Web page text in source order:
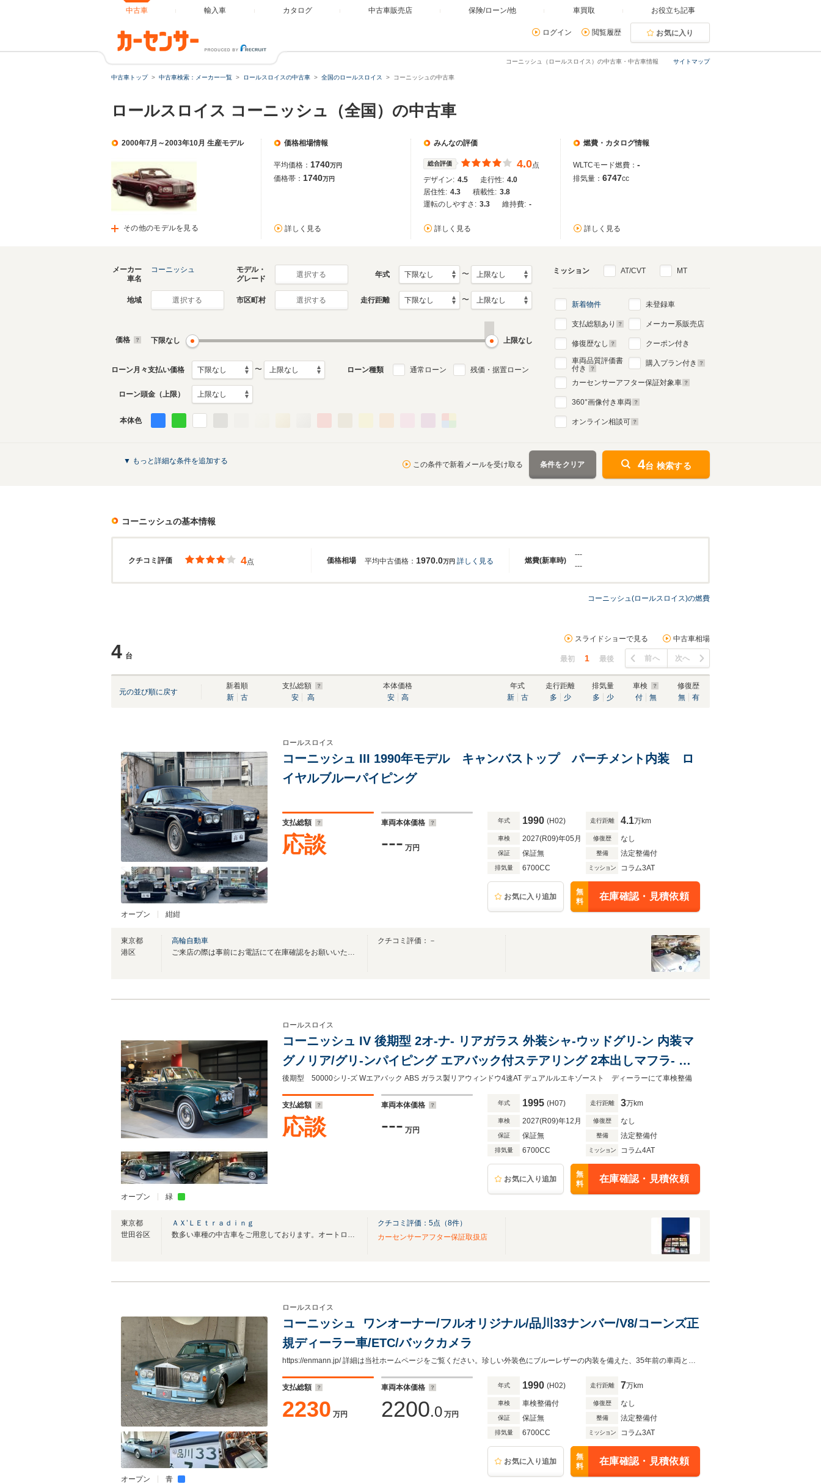
中古車 輸入車 カタログ 中古車販売店 保険/ローン/他 車買取 お役立ち記事
ログイン 閲覧履歴 お気に入り
サイトマップ
コーニッシュ（ロールスロイス）の中古車・中古車情報
中古車トップ 中古車検索：メーカー一覧 ロールスロイスの中古車 全国のロールスロイス コーニッシュの中古車
ロールスロイス コーニッシュ（全国）の中古車
2000年7月～2003年10月 生産モデル
その他のモデルを見る
価格相場情報
平均価格： 1740万円
価格帯： 1740万円
詳しく見る
みんなの評価
総合評価 4.0点
デザイン: 4.5 走行性: 4.0
居住性: 4.3 積載性: 3.8
運転のしやすさ: 3.3 維持費: -
詳しく見る
燃費・カタログ情報
WLTCモード燃費： -
排気量： 6747cc
詳しく見る
生産モデル
コーニッシュのカタログを見る
メーカー
車名
コーニッシュ
モデル・
グレード
選択する 年式 〜
地域 選択する 市区町村 選択する 走行距離 〜
価格 下限なし 上限なし
ローン月々支払い価格 〜 ローン種類 通常ローン 残価・据置ローン
ローン頭金（上限）
本体色
ミッション AT/CVT MT
新着物件
支払総額あり
修復歴なし
車両品質評価書
付き
未登録車
メーカー系販売店
クーポン付き
購入プラン付き
カーセンサーアフター保証対象車
360°画像付き車両
オンライン相談可
▼ もっと詳細な条件を追加する この条件で新着メールを受け取る 条件をクリア 4台 検索する
コーニッシュの基本情報
クチコミ評価 価格相場 燃費(新車時)
4点 平均中古価格： 1970.0万円 詳しく見る
---
---
コーニッシュ(ロールスロイス)の燃費
4 台
スライドショーで見る 中古車相場
最初 1 最後 前へ 次へ
元の並び順に戻す
新着順
新
古
支払総額
安
高
本体価格
安
高
年式
新
古
走行距離
多
少
排気量
多
少
車検
付
無
修復歴
無
有
オープン 紺紺
ロールスロイス
コーニッシュ III 1990年モデル キャンバストップ パーチメント内装 ロ
イヤルブルーパイピング
支払総額
応談
車両本体価格
--- 万円
年式 1990 (H02) 走行距離 4.1万km
車検 2027(R09)年05月 修復歴 なし
保証 保証無 整備 法定整備付
排気量 6700CC ミッション コラム3AT
お気に入り追加
無
料
在庫確認・見積依頼
東京都
港区
高輪自動車
ご来店の際は事前にお電話にて在庫確認をお願いいたします。
クチコミ評価：－
オープン 緑
ロールスロイス
コーニッシュ IV 後期型 2オ-ナ- リアガラス 外装シャ-ウッドグリ-ン 内装マ
グノリア/グリ-ンパイピング エアバック付ステアリング 2本出しマフラ- ダ
ブルコ-チライン ピクニックテ-ブル 純正15インチホイ-ル 記録簿
後期型 50000シリ-ズ Wエアバック ABS ガラス製リアウィンドウ4速AT デュアルルエキゾースト ディーラーにて車検整備
支払総額
応談
車両本体価格
--- 万円
年式 1995 (H07) 走行距離 3万km
車検 2027(R09)年12月 修復歴 なし
保証 保証無 整備 法定整備付
排気量 6700CC ミッション コラム4AT
お気に入り追加
無
料
在庫確認・見積依頼
東京都
世田谷区
ＡＸ’ＬＥｔｒａｄｉｎｇ
数多い車種の中古車をご用意しております。オートローン 残価設定ローンもございます
クチコミ評価： 5点（8件）
カーセンサーアフター保証取扱店
オープン 青
ロールスロイス
コーニッシュ ワンオーナー/フルオリジナル/品川33ナンバー/V8/コーンズ正
規ディーラー車/ETC/バックカメラ
https://enmann.jp/ 詳細は当社ホームページをご覧ください。珍しい外装色にブルーレザーの内装を備えた、35年前の車両とは思えないほど美しいコンディションです。
支払総額
2230 万円
車両本体価格
2200.0 万円
年式 1990 (H02) 走行距離 7万km
車検 車検整備付 修復歴 なし
保証 保証無 整備 法定整備付
排気量 6700CC ミッション コラム3AT
お気に入り追加
無
料
在庫確認・見積依頼